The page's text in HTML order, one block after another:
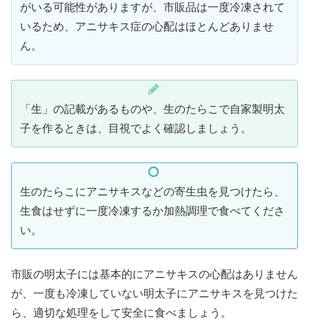
がいる可能性がありますが、市販品は一度冷凍されて
いるため、アニサキス症の心配はほとんどありませ
ん。
「生」の記載があるものや、生のたらこで自家製明太
子を作るときは、目視でよく確認しましょう。
生のたらこにアニサキスなどの寄生虫を見つけたら、
生食はせずに一度冷凍するか加熱調理で食べてくださ
い。
市販の明太子には基本的にアニサキスの心配はありません
が、一度も冷凍していない明太子にアニサキスを見つけた
ら、適切な処理をして安全に食べましょう。